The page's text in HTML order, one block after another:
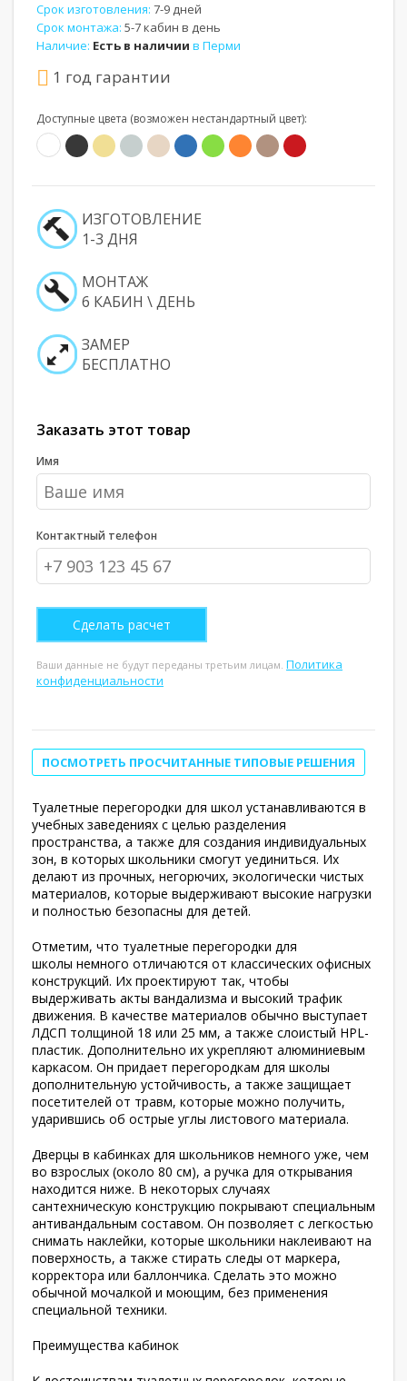
Срок изготовления: 7-9 дней
Срок монтажа: 5-7 кабин в день
Наличие: Есть в наличии в Перми
1 год гарантии
Доступные цвета (возможен нестандартный цвет):
ИЗГОТОВЛЕНИЕ
1-3 ДНЯ
МОНТАЖ
6 КАБИН \ ДЕНЬ
ЗАМЕР
БЕСПЛАТНО
Заказать этот товар
Имя
Контактный телефон
Ваши данные не будут переданы третьим лицам. Политика
конфиденциальности
ПОСМОТРЕТЬ ПРОСЧИТАННЫЕ ТИПОВЫЕ РЕШЕНИЯ
Туалетные перегородки для школ устанавливаются в
учебных заведениях с целью разделения
пространства, а также для создания индивидуальных
зон, в которых школьники смогут уединиться. Их
делают из прочных, негорючих, экологически чистых
материалов, которые выдерживают высокие нагрузки
и полностью безопасны для детей.
Отметим, что туалетные перегородки для
школы немного отличаются от классических офисных
конструкций. Их проектируют так, чтобы
выдерживать акты вандализма и высокий трафик
движения. В качестве материалов обычно выступает
ЛДСП толщиной 18 или 25 мм, а также слоистый HPL-
пластик. Дополнительно их укрепляют алюминиевым
каркасом. Он придает перегородкам для школы
дополнительную устойчивость, а также защищает
посетителей от травм, которые можно получить,
ударившись об острые углы листового материала.
Дверцы в кабинках для школьников немного уже, чем
во взрослых (около 80 см), а ручка для открывания
находится ниже. В некоторых случаях
сантехническую конструкцию покрывают специальным
антивандальным составом. Он позволяет с легкостью
снимать наклейки, которые школьники наклеивают на
поверхность, а также стирать следы от маркера,
корректора или баллончика. Сделать это можно
обычной мочалкой и моющим, без применения
специальной техники.
Преимущества кабинок